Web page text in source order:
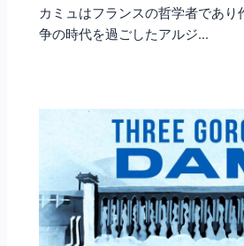
カミュはフランスの哲学者であり
争の時代を過ごしたアルジ…